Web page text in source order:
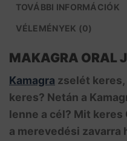
TOVÁBBI INFORMÁCIÓK
VÉLEMÉNYEK (0)
MAKAGRA ORAL
Kamagra zselét
keres? Netán a
lenne a cél? Mit keres
a merevedési zavarra